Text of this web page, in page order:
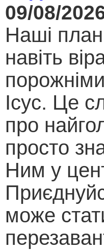
09/08/
Наші
навіть
Ісус. Це
про
просто
Ним у
може